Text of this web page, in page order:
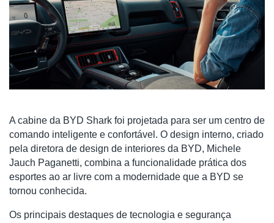
A cabine da BYD Shark foi projetada para ser um centro de
comando inteligente e confortável. O design interno, criado
pela diretora de design de interiores da BYD, Michele
Jauch Paganetti, combina a funcionalidade prática dos
esportes ao ar livre com a modernidade que a BYD se
tornou conhecida.
Os principais destaques de tecnologia e segurança